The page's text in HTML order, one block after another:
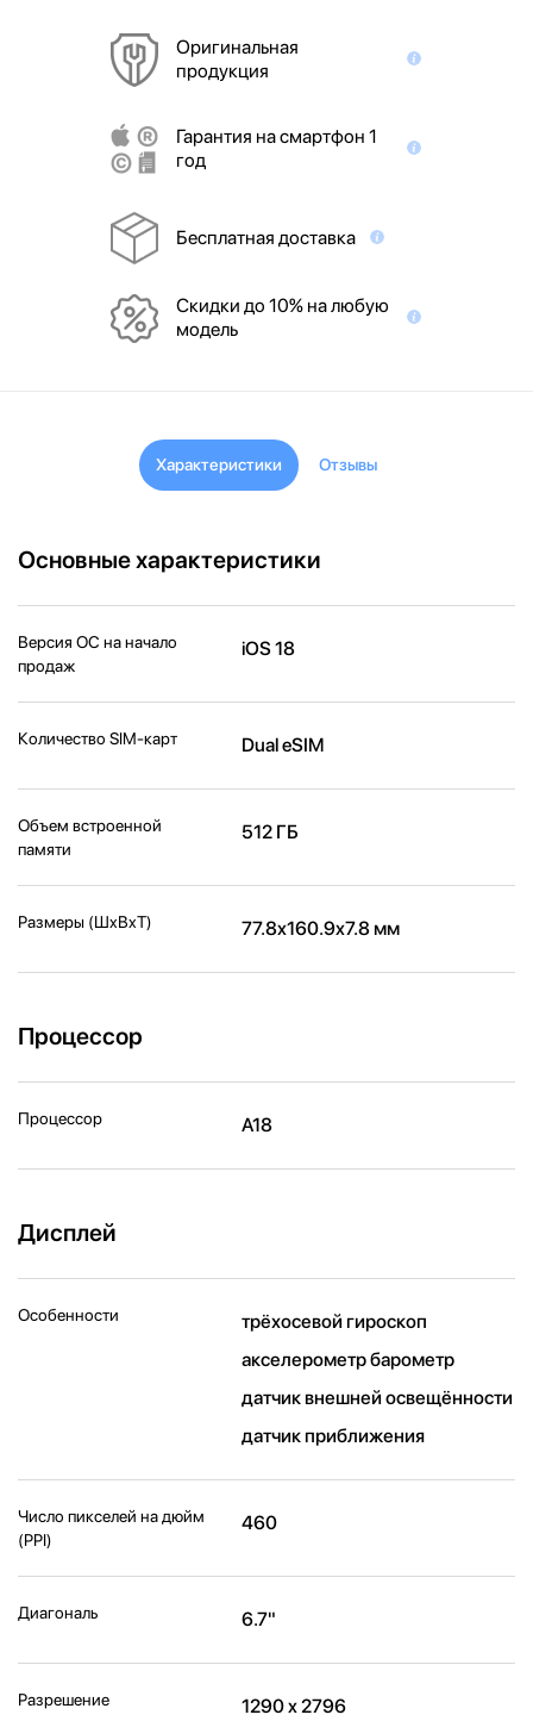
Оригинальная
продукция
Гарантия на смартфон 1
год
Бесплатная доставка
Скидки до 10% на любую
модель
Характеристики Отзывы
Основные характеристики
Версия ОС на начало
продаж
iOS 18
Количество SIM-карт Dual eSIM
Объем встроенной
памяти
512 ГБ
Размеры (ШxВxТ) 77.8x160.9x7.8 мм
Процессор
Процессор A18
Дисплей
Особенности
трёхосевой гироскоп
акселерометр барометр
датчик внешней освещённости
датчик приближения
Число пикселей на дюйм
(PPI)
460
Диагональ 6.7"
Разрешение 1290 x 2796